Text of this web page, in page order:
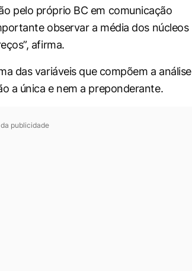
pelo próprio BC em comunicação
observar a média dos núcleos
afirma.
das variáveis que compõem a análise
a única e nem a preponderante.
publicidade